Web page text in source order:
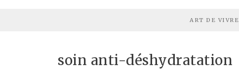
ART DE VIVRE
soin anti-déshydratation